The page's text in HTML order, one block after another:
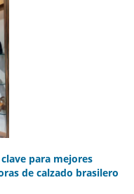
para mejores
de calzado brasilero